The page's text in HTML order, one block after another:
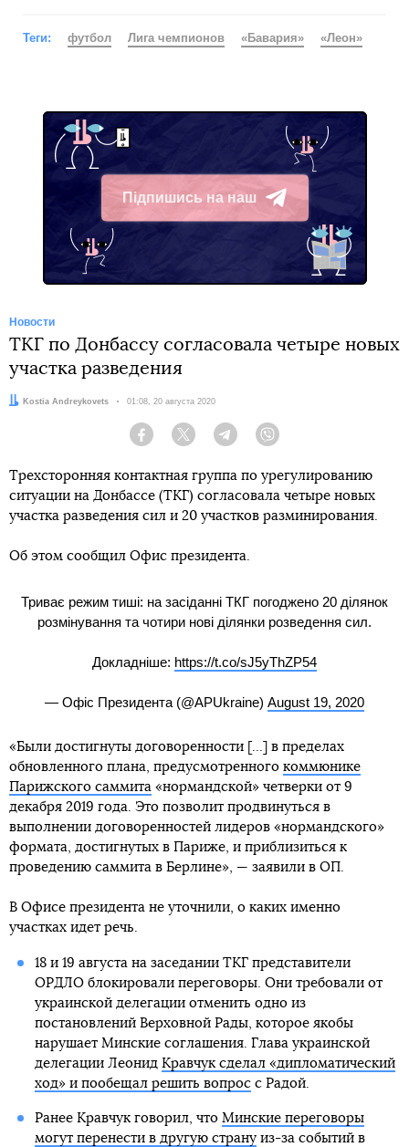
Теги: футбол Лига чемпионов «Бавария» «Леон»
Підпишись на наш
Telegram
Новости
ТКГ по Донбассу согласовала четыре новых
участка разведения
Автор:Kostia Andreykovets Дата:
01:08, 20 августа 2020
Facebook Twitter Telegram
Трехсторонняя контактная группа по урегулированию
ситуации на Донбассе (ТКГ) согласовала четыре новых
участка разведения сил и 20 участков разминирования.
Об этом сообщил Офис президента.
Триває режим тиші: на засіданні ТКГ погоджено 20 ділянок
розмінування та чотири нові ділянки розведення сил.
Докладніше: https://t.co/sJ5yThZP54
— Офіс Президента (@APUkraine) August 19, 2020
«Были достигнуты договоренности [...] в пределах
обновленного плана, предусмотренного коммюнике
Парижского саммита «нормандской» четверки от 9
декабря 2019 года. Это позволит продвинуться в
выполнении договоренностей лидеров «нормандского»
формата, достигнутых в Париже, и приблизиться к
проведению саммита в Берлине», — заявили в ОП.
В Офисе президента не уточнили, о каких именно
участках идет речь.
18 и 19 августа на заседании ТКГ представители
ОРДЛО блокировали переговоры. Они требовали от
украинской делегации отменить одно из
постановлений Верховной Рады, которое якобы
нарушает Минские соглашения. Глава украинской
делегации Леонид Кравчук сделал «дипломатический
ход» и пообещал решить вопросс Радой.
Ранее Кравчук говорил, что Минские переговоры
могут перенести в другую странуиз-за событий в